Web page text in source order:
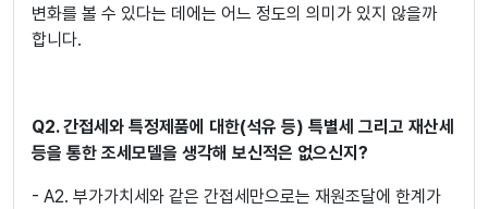
변화를 볼 수 있다는 데에는 어느 정도의 의미가 있지 않을까
합니다.
Q2. 간접세와 특정제품에 대한(석유 등) 특별세 그리고 재산세
등을 통한 조세모델을 생각해 보신적은 없으신지?
- A2. 부가가치세와 같은 간접세만으로는 재원조달에 한계가